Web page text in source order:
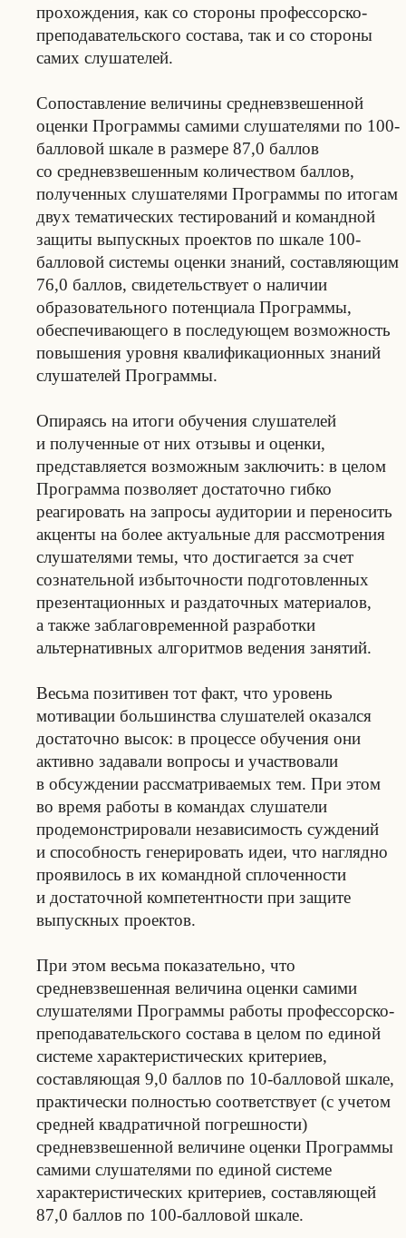
прохождения, как со стороны профессорско-
преподавательского состава, так и со стороны
самих слушателей.
Сопоставление величины средневзвешенной
оценки Программы самими слушателями по 100-
балловой шкале в размере 87,0 баллов
со средневзвешенным количеством баллов,
полученных слушателями Программы по итогам
двух тематических тестирований и командной
защиты выпускных проектов по шкале 100-
балловой системы оценки знаний, составляющим
76,0 баллов, свидетельствует о наличии
образовательного потенциала Программы,
обеспечивающего в последующем возможность
повышения уровня квалификационных знаний
слушателей Программы.
Опираясь на итоги обучения слушателей
и полученные от них отзывы и оценки,
представляется возможным заключить: в целом
Программа позволяет достаточно гибко
реагировать на запросы аудитории и переносить
акценты на более актуальные для рассмотрения
слушателями темы, что достигается за счет
сознательной избыточности подготовленных
презентационных и раздаточных материалов,
а также заблаговременной разработки
альтернативных алгоритмов ведения занятий.
Весьма позитивен тот факт, что уровень
мотивации большинства слушателей оказался
достаточно высок: в процессе обучения они
активно задавали вопросы и участвовали
в обсуждении рассматриваемых тем. При этом
во время работы в командах слушатели
продемонстрировали независимость суждений
и способность генерировать идеи, что наглядно
проявилось в их командной сплоченности
и достаточной компетентности при защите
выпускных проектов.
При этом весьма показательно, что
средневзвешенная величина оценки самими
слушателями Программы работы профессорско-
преподавательского состава в целом по единой
системе характеристических критериев,
составляющая 9,0 баллов по 10-балловой шкале,
практически полностью соответствует (с учетом
средней квадратичной погрешности)
средневзвешенной величине оценки Программы
самими слушателями по единой системе
характеристических критериев, составляющей
87,0 баллов по 100-балловой шкале.